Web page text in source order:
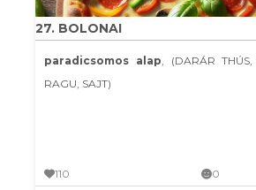
27. BOLONAI
paradicsomos alap, (DARÁR THÚS,
RAGU, SAJT)
110 0